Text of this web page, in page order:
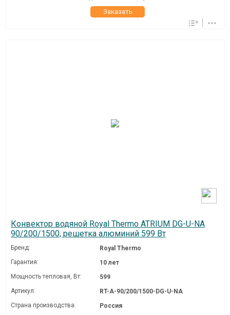
Заказать
Конвектор водяной Royal Thermo ATRIUM DG-U-NA
90/200/1500, решетка алюминий 599 Вт
Бренд:
Royal Thermo
Гарантия:
10 лет
Мощность тепловая, Вт:
599
Артикул:
RT-A-90/200/1500-DG-U-NA
Страна производства:
Россия